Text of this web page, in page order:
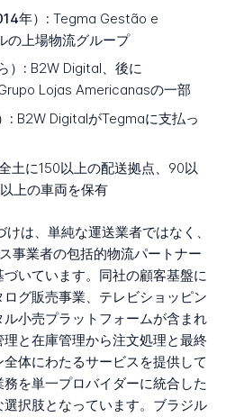
年）: Tegma Gestão e
の上場物流グループ
）: B2W Digital、後に
Lojas Americanasの一部
: B2W DigitalがTegmaに支払っ
土に150以上の配送拠点、90以
上の車両を保有
は、単純な運送業者ではなく、
事業者の包括的物流パートナー
いています。同社の顧客基盤に
グ販売事業、テレビショッピン
小売プラットフォームが含まれ
と在庫管理から注文処理と最終
体にわたるサービスを提供して
を単一プロバイダーに統合した
択肢となっています。ブラジル